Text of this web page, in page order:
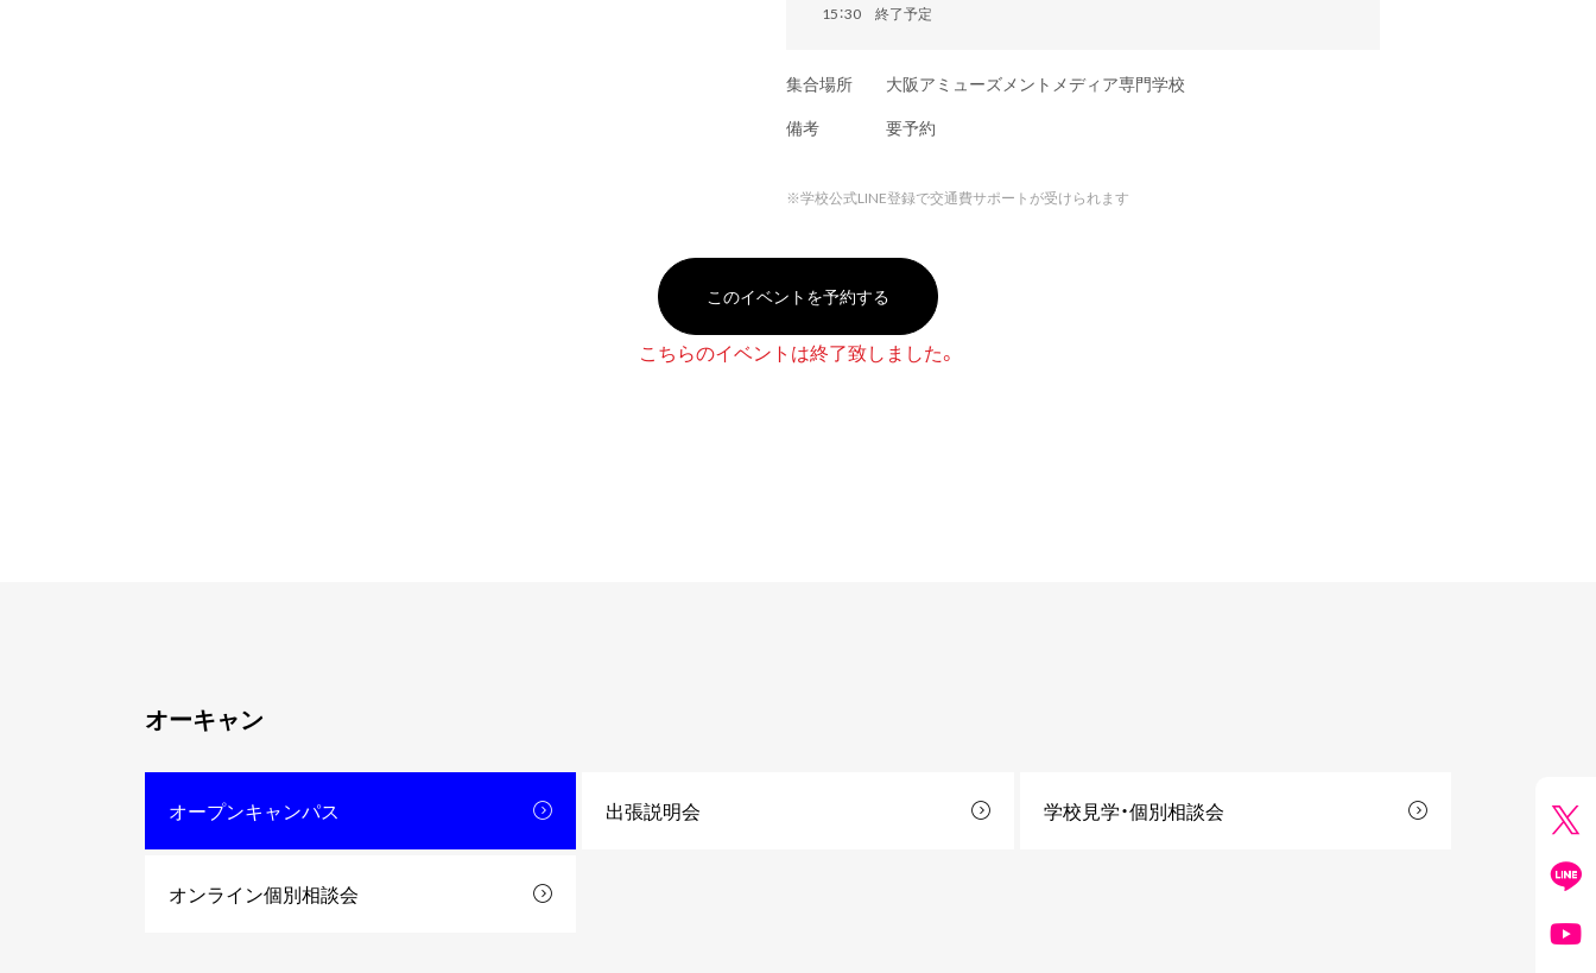
15：30 終了予定
集合場所
大阪アミューズメントメディア専門学校
備考
要予約
※学校公式LINE登録で交通費サポートが受けられます
このイベントを予約する
こちらのイベントは終了致しました。
オーキャン
オープンキャンパス 出張説明会 学校見学・個別相談会
オンライン個別相談会